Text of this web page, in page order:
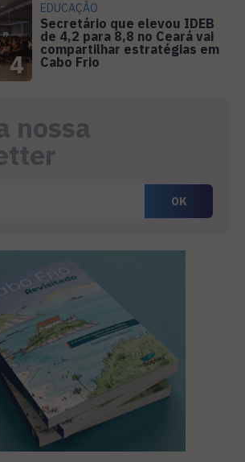
4
EDUCAÇÃO
Secretário que elevou IDEB
de 4,2 para 8,8 no Ceará vai
compartilhar estratégias em
Cabo Frio
nossa